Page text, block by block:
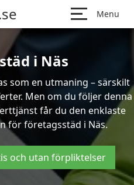
Menu
i Näs
som en utmaning – särskilt
Men om du följer denna
får du den enklaste
för företagsstäd i Näs.
och utan förpliktelser